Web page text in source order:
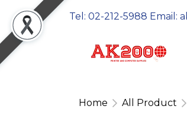
Tel: 02-212-5988 Email:
Home All Product